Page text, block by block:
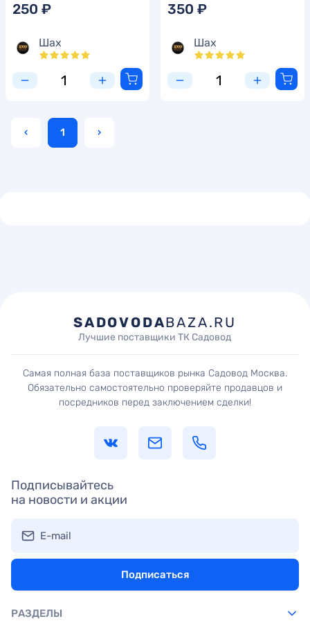
250 ₽
Шах
350 ₽
Шах
‹ 1 ›
SADOVODABAZA.RU
Лучшие поставщики ТК Садовод
Самая полная база поставщиков рынка Садовод Москва.
Обязательно самостоятельно проверяйте продавцов и
посредников перед заключением сделки!
Подписывайтесь
на новости и акции
E-mail
Подписаться
РАЗДЕЛЫ